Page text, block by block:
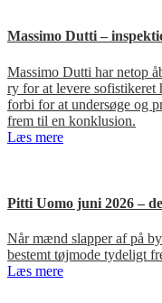
Massimo Dutti –
Massimo Dutti har netop
ry for at levere sofistikeret
forbi for at undersøge og
frem til en konklusion.
Læs mere
Pitti Uomo juni 2026 –
Når mænd slapper af på
bestemt tøjmode tydeligt
Læs mere